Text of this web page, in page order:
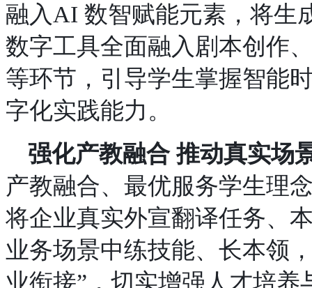
融入AI 数智赋能元素，将生
数字工具全面融入剧本创作
等环节，引导学生掌握智能
字化实践能力。
强化产教融合 推动真实场
产教融合、最优服务学生理
将企业真实外宣翻译任务、
业务场景中练技能、长本领
业衔接”，切实增强人才培